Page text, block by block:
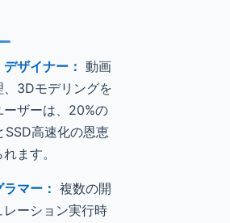
ザイナー： 動画
3Dモデリングを
ーザーは、20%の
SSD高速化の恩恵
ます。
マー： 複数の開
ーション実行時